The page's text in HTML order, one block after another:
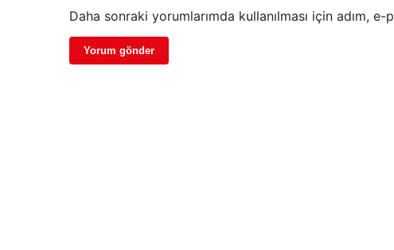
Daha sonraki yorumlarımda kullanılması için adım,